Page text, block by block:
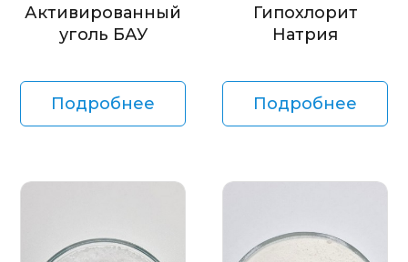
Активированный
уголь БАУ
Подробнее
Гипохлорит
Натрия
Подробнее